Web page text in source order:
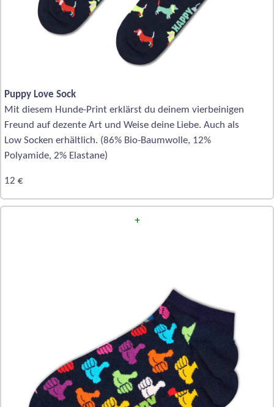
Puppy Love Sock
Mit diesem Hunde-Print erklärst du deinem vierbeinigen
Freund auf dezente Art und Weise deine Liebe. Auch als
Low Socken erhältlich. (86% Bio-Baumwolle, 12%
Polyamide, 2% Elastane)
12 €
+